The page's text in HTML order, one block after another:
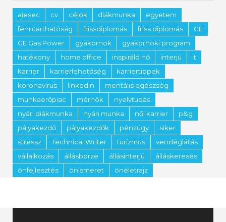
aiesec cv célok diákmunka
egyetem
fenntarthatóság
frissdiplomás friss diplomás
GE
GE Gas Power
gyakornok
gyakornoki program
hatékony
home office inspiráló nő interjú
it
karrier
karrierlehetőség
karriertippek
koronavírus
linkedin
mentális egészség
munkaerőpiac
mérnök
nyelvtudás
nyári diákmunka
nyári munka női karrier
p&g
pályakezdő
pályakezdők pénzügy
siker
stressz
Technical Writer turizmus
vendéglátás
vállalkozás
állásbörze állásinterjú
álláskeresés
önfejlesztés
önismeret önéletrajz